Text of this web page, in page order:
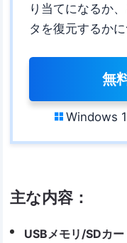
り当てになるか
タを復元するか
無
 Windows
主な内容：
USBメモリ/SDカ